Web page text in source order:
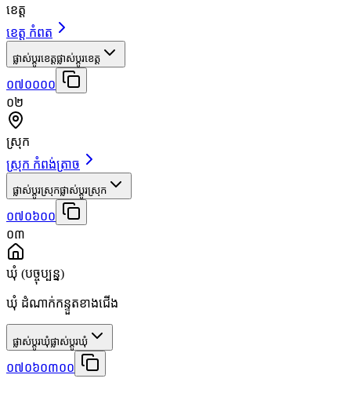
ខេត្ត
ខេត្ត កំពត
ផ្លាស់ប្តូរខេត្តផ្លាស់ប្តូរខេត្ត
០៧០០០០
០២
ស្រុក
ស្រុក កំពង់ត្រាច
ផ្លាស់ប្តូរស្រុកផ្លាស់ប្តូរស្រុក
០៧០៦០០
០៣
ឃុំ (បច្ចុប្បន្ន)
ឃុំ ដំណាក់កន្ទួតខាងជើង
ផ្លាស់ប្តូរឃុំផ្លាស់ប្តូរឃុំ
០៧០៦០៣០០